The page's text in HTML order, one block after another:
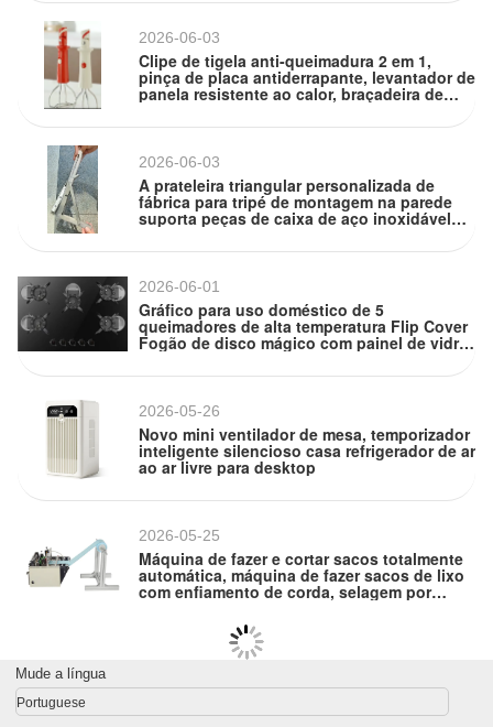
2026-06-03
Clipe de tigela anti-queimadura 2 em 1,
pinça de placa antiderrapante, levantador de
panela resistente ao calor, braçadeira de
cozinha com isolamento térmico para
cozinhar em casa
2026-06-03
A prateleira triangular personalizada de
fábrica para tripé de montagem na parede
suporta peças de caixa de aço inoxidável
escondida em forma de L suporte de
prateleira triangular
2026-06-01
Gráfico para uso doméstico de 5
queimadores de alta temperatura Flip Cover
Fogão de disco mágico com painel de vidro
incorporado, compatível com GLP e gás
natural
2026-05-26
Novo mini ventilador de mesa, temporizador
inteligente silencioso casa refrigerador de ar
ao ar livre para desktop
2026-05-25
Máquina de fazer e cortar sacos totalmente
automática, máquina de fazer sacos de lixo
com enfiamento de corda, selagem por
prensa a quente, máquina de fazer sacos
com cordão totalmente automática
Mude a língua
Portuguese